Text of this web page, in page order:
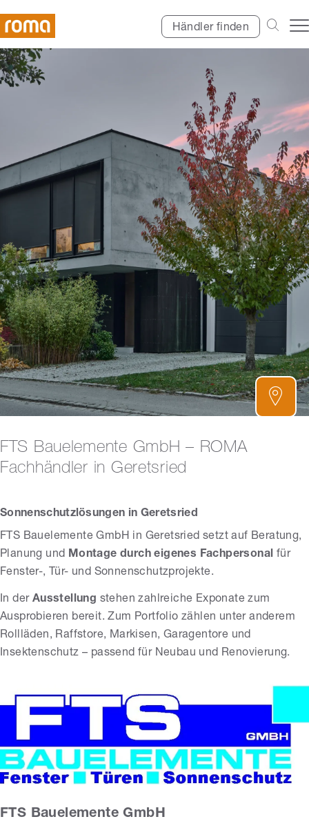
Händler finden
FTS Bauelemente GmbH – ROMA
Fachhändler in Geretsried
Sonnenschutzlösungen in Geretsried
FTS Bauelemente GmbH in Geretsried setzt auf Beratung,
Planung und Montage durch eigenes Fachpersonal für
Fenster-, Tür- und Sonnenschutzprojekte.
In der Ausstellung stehen zahlreiche Exponate zum
Ausprobieren bereit. Zum Portfolio zählen unter anderem
Rollläden, Raffstore, Markisen, Garagentore und
Insektenschutz – passend für Neubau und Renovierung.
FTS Bauelemente GmbH